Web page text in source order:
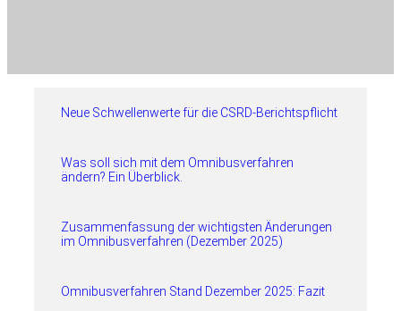
Neue Schwellenwerte für die CSRD-Berichtspflicht
Was soll sich mit dem Omnibusverfahren
ändern? Ein Überblick.
Zusammenfassung der wichtigsten Änderungen
im Omnibusverfahren (Dezember 2025)
Omnibusverfahren Stand Dezember 2025: Fazit